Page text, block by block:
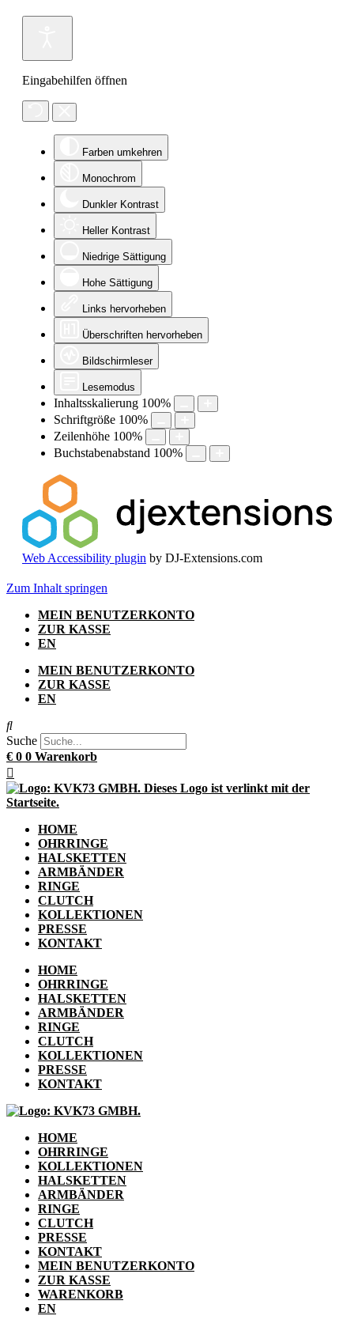
Eingabehilfen öffnen
Farben umkehren
Monochrom
Dunkler Kontrast
Heller Kontrast
Niedrige Sättigung
Hohe Sättigung
Links hervorheben
Überschriften hervorheben
Bildschirmleser
Lesemodus
Inhaltsskalierung 100%
Schriftgröße 100%
Zeilenhöhe 100%
Buchstabenabstand 100%
Web Accessibility plugin by DJ-Extensions.com
Zum Inhalt springen
MEIN BENUTZERKONTO
ZUR KASSE
EN
MEIN BENUTZERKONTO
ZUR KASSE
EN
Suche
€ 0 0 Warenkorb
HOME
OHRRINGE
HALSKETTEN
ARMBÄNDER
RINGE
CLUTCH
KOLLEKTIONEN
PRESSE
KONTAKT
HOME
OHRRINGE
HALSKETTEN
ARMBÄNDER
RINGE
CLUTCH
KOLLEKTIONEN
PRESSE
KONTAKT
HOME
OHRRINGE
KOLLEKTIONEN
HALSKETTEN
ARMBÄNDER
RINGE
CLUTCH
PRESSE
KONTAKT
MEIN BENUTZERKONTO
ZUR KASSE
WARENKORB
EN